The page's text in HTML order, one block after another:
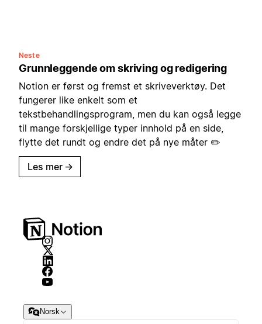
Neste
Grunnleggende om skriving og redigering
Notion er først og fremst et skriveverktøy. Det
fungerer like enkelt som et
tekstbehandlingsprogram, men du kan også legge
til mange forskjellige typer innhold på en side,
flytte det rundt og endre det på nye måter ✏️
Les mer →
Norsk